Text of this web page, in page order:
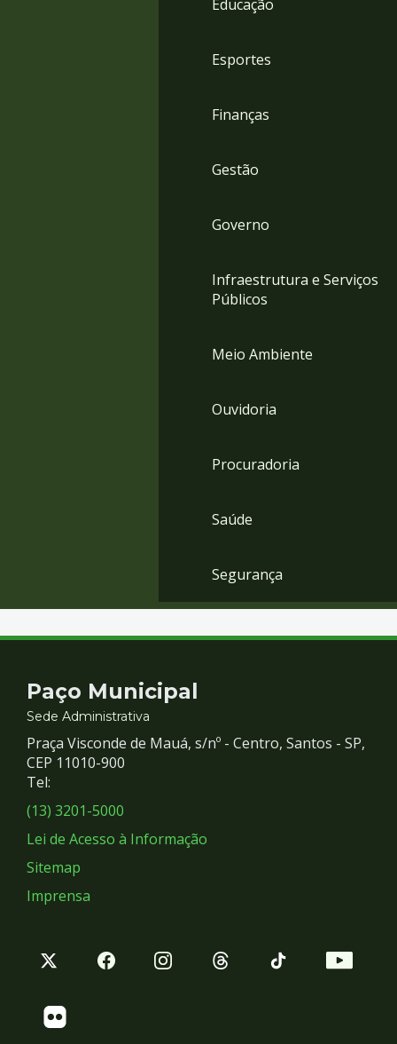
Educação
Esportes
Finanças
Gestão
Governo
Infraestrutura e Serviços
Públicos
Meio Ambiente
Ouvidoria
Procuradoria
Saúde
Segurança
Contato
e
Redes
Sociais
Paço Municipal
Sede Administrativa
Praça Visconde de Mauá, s/nº - Centro, Santos - SP,
CEP 11010-900
Tel:
(13) 3201-5000
Lei de Acesso à Informação
Sitemap
Imprensa